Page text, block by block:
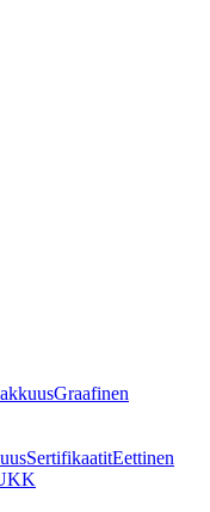
Graafinen
SertifikaatitEettinen